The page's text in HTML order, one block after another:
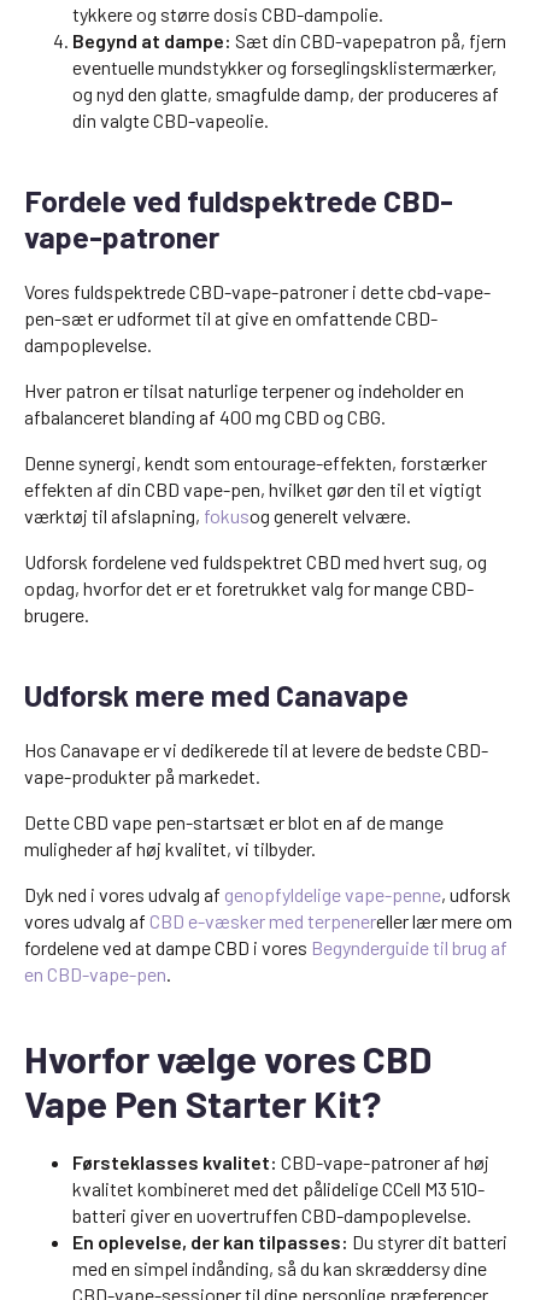
tykkere og større dosis CBD-dampolie.
Begynd at dampe: Sæt din CBD-vapepatron på, fjern
eventuelle mundstykker og forseglingsklistermærker,
og nyd den glatte, smagfulde damp, der produceres af
din valgte CBD-vapeolie.
Fordele ved fuldspektrede CBD-
vape-patroner
Vores fuldspektrede CBD-vape-patroner i dette cbd-vape-
pen-sæt er udformet til at give en omfattende CBD-
dampoplevelse.
Hver patron er tilsat naturlige terpener og indeholder en
afbalanceret blanding af 400 mg CBD og CBG.
Denne synergi, kendt som entourage-effekten, forstærker
effekten af din CBD vape-pen, hvilket gør den til et vigtigt
værktøj til afslapning, fokusog generelt velvære.
Udforsk fordelene ved fuldspektret CBD med hvert sug, og
opdag, hvorfor det er et foretrukket valg for mange CBD-
brugere.
Udforsk mere med Canavape
Hos Canavape er vi dedikerede til at levere de bedste CBD-
vape-produkter på markedet.
Dette CBD vape pen-startsæt er blot en af de mange
muligheder af høj kvalitet, vi tilbyder.
Dyk ned i vores udvalg af genopfyldelige vape-penne, udforsk
vores udvalg af CBD e-væsker med terpenereller lær mere om
fordelene ved at dampe CBD i vores Begynderguide til brug af
en CBD-vape-pen.
Hvorfor vælge vores CBD
Vape Pen Starter Kit?
Førsteklasses kvalitet: CBD-vape-patroner af høj
kvalitet kombineret med det pålidelige CCell M3 510-
batteri giver en uovertruffen CBD-dampoplevelse.
En oplevelse, der kan tilpasses: Du styrer dit batteri
med en simpel indånding, så du kan skræddersy dine
CBD-vape-sessioner til dine personlige præferencer.